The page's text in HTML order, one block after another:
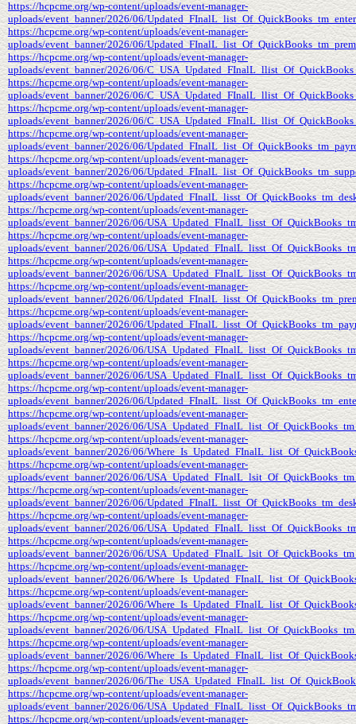
https://hcpcme.org/wp-content/uploads/event-manager-
uploads/event_banner/2026/06/
https://hcpcme.org/wp-content/uploads/event-manager-
uploads/event_banner/2026/06/
https://hcpcme.org/wp-content/uploads/event-manager-
uploads/event_banner/2026/06/
https://hcpcme.org/wp-content/uploads/event-manager-
uploads/event_banner/2026/06/
https://hcpcme.org/wp-content/uploads/event-manager-
uploads/event_banner/2026/06/
https://hcpcme.org/wp-content/uploads/event-manager-
uploads/event_banner/2026/06/
https://hcpcme.org/wp-content/uploads/event-manager-
uploads/event_banner/2026/06/
https://hcpcme.org/wp-content/uploads/event-manager-
uploads/event_banner/2026/06/
https://hcpcme.org/wp-content/uploads/event-manager-
uploads/event_banner/2026/06/
https://hcpcme.org/wp-content/uploads/event-manager-
uploads/event_banner/2026/06/
https://hcpcme.org/wp-content/uploads/event-manager-
uploads/event_banner/2026/06/
https://hcpcme.org/wp-content/uploads/event-manager-
uploads/event_banner/2026/06/
https://hcpcme.org/wp-content/uploads/event-manager-
uploads/event_banner/2026/06/
https://hcpcme.org/wp-content/uploads/event-manager-
uploads/event_banner/2026/06/
https://hcpcme.org/wp-content/uploads/event-manager-
uploads/event_banner/2026/06/
https://hcpcme.org/wp-content/uploads/event-manager-
uploads/event_banner/2026/06/
https://hcpcme.org/wp-content/uploads/event-manager-
uploads/event_banner/2026/06/
https://hcpcme.org/wp-content/uploads/event-manager-
uploads/event_banner/2026/06/
https://hcpcme.org/wp-content/uploads/event-manager-
uploads/event_banner/2026/06/
https://hcpcme.org/wp-content/uploads/event-manager-
uploads/event_banner/2026/06/
https://hcpcme.org/wp-content/uploads/event-manager-
uploads/event_banner/2026/06/
https://hcpcme.org/wp-content/uploads/event-manager-
uploads/event_banner/2026/06/
https://hcpcme.org/wp-content/uploads/event-manager-
uploads/event_banner/2026/06/
https://hcpcme.org/wp-content/uploads/event-manager-
uploads/event_banner/2026/06/
https://hcpcme.org/wp-content/uploads/event-manager-
uploads/event_banner/2026/06/
https://hcpcme.org/wp-content/uploads/event-manager-
uploads/event_banner/2026/06/
https://hcpcme.org/wp-content/uploads/event-manager-
uploads/event_banner/2026/06/
https://hcpcme.org/wp-content/uploads/event-manager-
uploads/event_banner/2026/06/
https://hcpcme.org/wp-content/uploads/event-manager-